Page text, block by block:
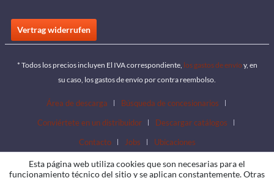
Vertrag widerrufen
* Todos los precios incluyen El IVA correspondiente, los gastos de envío y, en
su caso, los gastos de envío por contra reembolso.
Área de descarga
Búsqueda de concesionarios
Conviértete en un distribuidor
Descargar catálogos
Contacto
Jobs Ubicaciones
Esta página web utiliza cookies que son necesarias para el
funcionamiento técnico del sitio y se aplican constantemente. Otras